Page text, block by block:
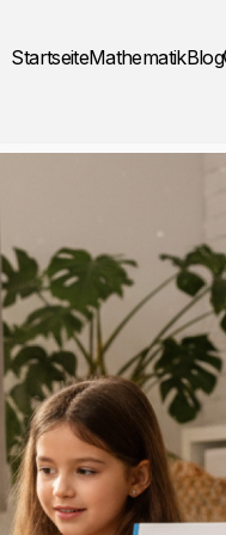
StartseiteMathematikBlog